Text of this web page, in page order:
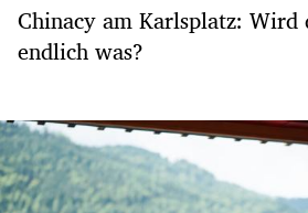
Chinacy am Karlsplatz:
endlich was?